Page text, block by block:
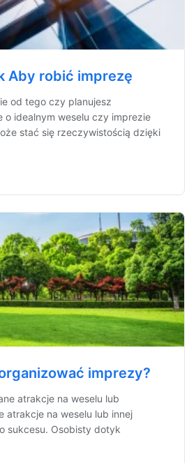
Aby robić imprezę
od tego czy planujesz
o idealnym weselu czy imprezie
stać się rzeczywistością dzięki
imprezy?
atrakcje na weselu lub
atrakcje na weselu lub innej
sukcesu. Osobisty dotyk